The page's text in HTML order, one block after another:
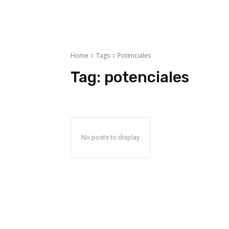
Home Tags Potenciales
Tag: potenciales
No posts to display